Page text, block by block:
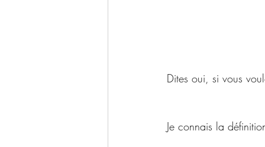
Dites oui, si vous
Je connais la